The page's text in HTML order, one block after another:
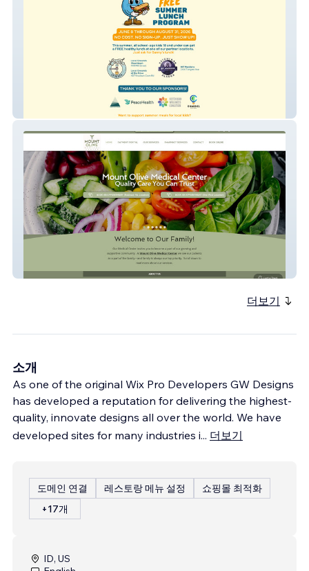
SeaLevel Youth Organization, Alaska
Mount Olive Medical, Bahamas
더보기
소개
As one of the original Wix Pro Developers GW Designs
has developed a reputation for delivering the highest-
quality, innovate designs all over the world. We have
developed sites for many industries i... 더보기
도메인 연결 레스토랑 메뉴 설정
쇼핑몰 최적화
+17개
ID, US